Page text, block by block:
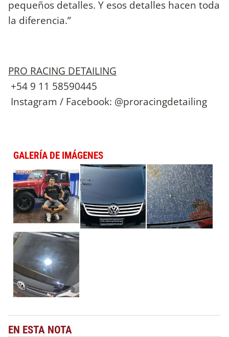
pequeños detalles. Y esos detalles hacen toda
la diferencia.”
PRO RACING DETAILING
+54 9 11 58590445
Instagram / Facebook: @proracingdetailing
GALERÍA DE IMÁGENES
EN ESTA NOTA